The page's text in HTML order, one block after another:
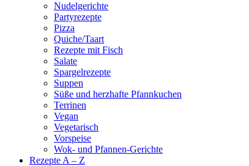
Nudelgerichte
Partyrezepte
Pizza
Quiche/Taart
Rezepte mit Fisch
Salate
Spargelrezepte
Suppen
Süße und herzhafte Pfannkuchen
Terrinen
Vegan
Vegetarisch
Vorspeise
Wok- und Pfannen-Gerichte
Rezepte A – Z